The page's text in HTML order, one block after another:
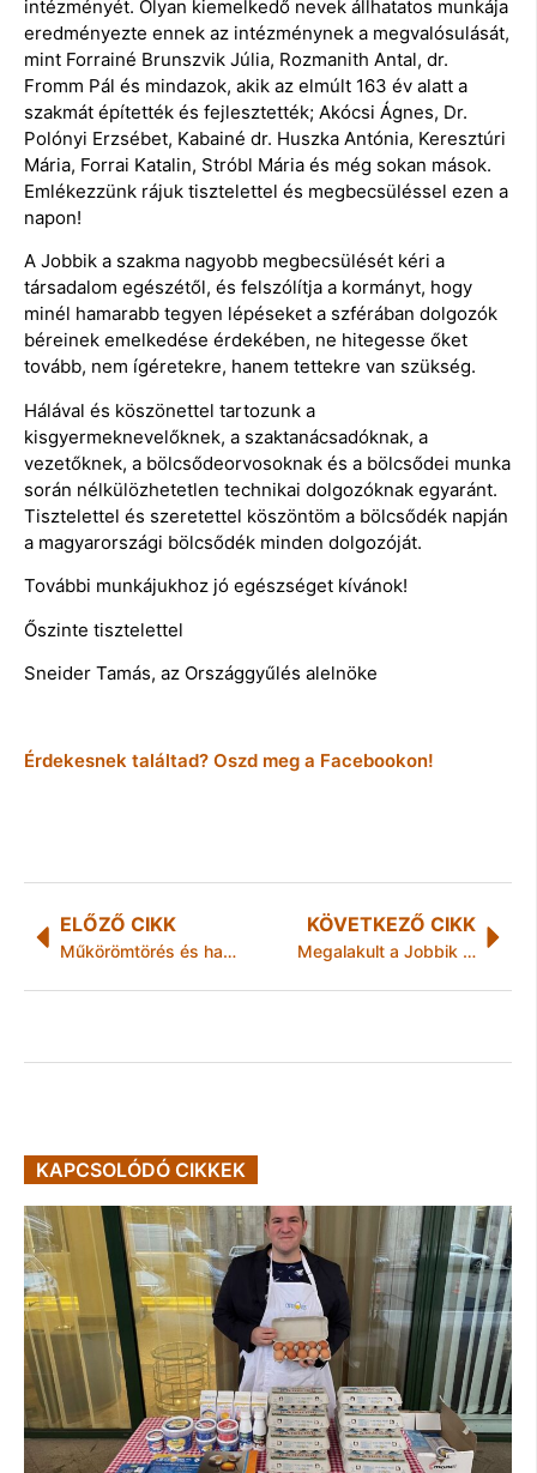
intézményét. Olyan kiemelkedő nevek állhatatos munkája
eredményezte ennek az intézménynek a megvalósulását,
mint Forrainé Brunszvik Júlia, Rozmanith Antal, dr.
Fromm Pál és mindazok, akik az elmúlt 163 év alatt a
szakmát építették és fejlesztették; Akócsi Ágnes, Dr.
Polónyi Erzsébet, Kabainé dr. Huszka Antónia, Keresztúri
Mária, Forrai Katalin, Stróbl Mária és még sokan mások.
Emlékezzünk rájuk tisztelettel és megbecsüléssel ezen a
napon!
A Jobbik a szakma nagyobb megbecsülését kéri a
társadalom egészétől, és felszólítja a kormányt, hogy
minél hamarabb tegyen lépéseket a szférában dolgozók
béreinek emelkedése érdekében, ne hitegesse őket
tovább, nem ígéretekre, hanem tettekre van szükség.
Hálával és köszönettel tartozunk a
kisgyermeknevelőknek, a szaktanácsadóknak, a
vezetőknek, a bölcsődeorvosoknak és a bölcsődei munka
során nélkülözhetetlen technikai dolgozóknak egyaránt.
Tisztelettel és szeretettel köszöntöm a bölcsődék napján
a magyarországi bölcsődék minden dolgozóját.
További munkájukhoz jó egészséget kívánok!
Őszinte tisztelettel
Sneider Tamás, az Országgyűlés alelnöke
Érdekesnek találtad? Oszd meg a Facebookon!
ELŐZŐ CIKK
Műkörömtörés és harisnyaszaggatás a Miskolci Egyetemen!
KÖVETKEZŐ CIKK
Megalakult a Jobbik Ongai Szervezete
KAPCSOLÓDÓ CIKKEK